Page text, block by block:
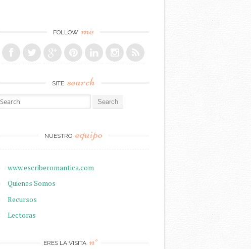
FOLLOW me
SITE search
Search for:
NUESTRO equipo
www.escriberomantica.com
Quienes Somos
Recursos
Lectoras
ERES LA VISITA n°